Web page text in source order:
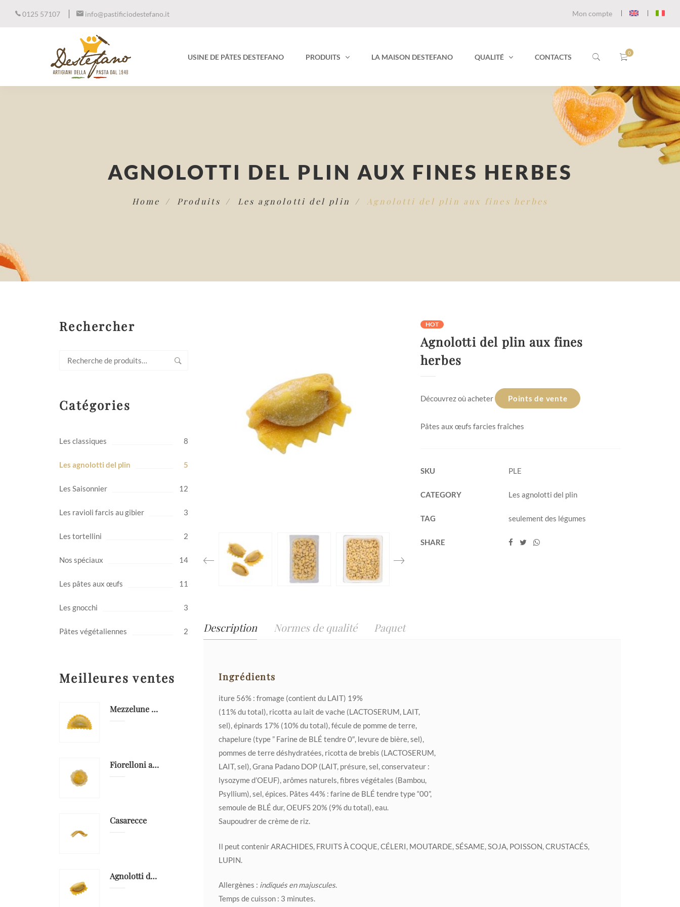
0125 57107 info@pastificiodestefano.it Mon compte
USINE DE PÂTES DESTEFANO PRODUITS LA MAISON DESTEFANO QUALITÉ CONTACTS
AGNOLOTTI DEL PLIN AUX FINES HERBES
Home Produits Les agnolotti del plin Agnolotti del plin aux fines herbes
Rechercher
Recherche
Catégories
Les classiques 8
Les agnolotti del plin 5
Les Saisonnier 12
Les ravioli farcis au gibier 3
Les tortellini 2
Nos spéciaux 14
Les pâtes aux œufs 11
Les gnocchi 3
Pâtes végétaliennes 2
Meilleures ventes
Mezzelune gorgonzola AOP et poires
Fiorelloni avec mérou
Casarecce
Agnolotti del plin al chapon
HOT
Agnolotti del plin aux fines
herbes
Découvrez où acheter Points de vente
Pâtes aux œufs farcies fraîches
SKU PLE
CATEGORY Les agnolotti del plin
TAG seulement des légumes
SHARE
Description Normes de qualité Paquet
Ingrédients
iture 56% : fromage (contient du LAIT) 19%
(11% du total), ricotta au lait de vache (LACTOSERUM, LAIT,
sel), épinards 17% (10% du total), fécule de pomme de terre,
chapelure (type ” Farine de BLÉ tendre 0″, levure de bière, sel),
pommes de terre déshydratées, ricotta de brebis (LACTOSERUM,
LAIT, sel), Grana Padano DOP (LAIT, présure, sel, conservateur :
lysozyme d’OEUF), arômes naturels, fibres végétales (Bambou,
Psyllium), sel, épices. Pâtes 44% : farine de BLÉ tendre type “00”,
semoule de BLÉ dur, OEUFS 20% (9% du total), eau.
Saupoudrer de crème de riz.
Il peut contenir ARACHIDES, FRUITS À COQUE, CÉLERI, MOUTARDE, SÉSAME, SOJA, POISSON, CRUSTACÉS,
LUPIN.
Allergènes : indiqués en majuscules.
Temps de cuisson : 3 minutes.